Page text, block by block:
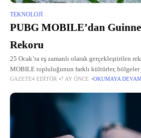
TEKNOLOJI
PUBG MOBILE’dan
Rekoru
25 Ocak’ta eş zamanlı olarak gerçekleştirilen
MOBILE topluluğunun farklı kültürler, bölgeler
kurduğu bağı gözler önüne serdi.
GAZETE4 EDITÖR 7 AY ÖNCE OKUMAYA